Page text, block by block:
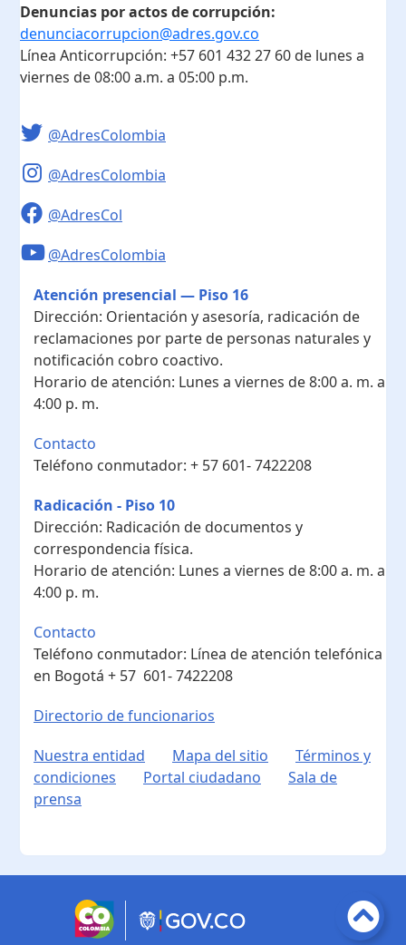
Denuncias por actos de corrupción:
denunciacorrupcion@adres.gov.co
Línea Anticorrupción: +57 601 432 27 60 de lunes a
viernes de 08:00 a.m. a 05:00 p.m.
@AdresColombia
@AdresColombia
@AdresCol
@AdresColombia
Atención presencial — Piso 16
Dirección: Orientación y asesoría, radicación de
reclamaciones por parte de personas naturales y
notificación cobro coactivo.
Horario de atención: Lunes a viernes de 8:00 a. m. a
4:00 p. m.
Contacto
Teléfono conmutador: + 57 601- 7422208
Radicación - Piso 10
Dirección: Radicación de documentos y
correspondencia física.
Horario de atención: Lunes a viernes de 8:00 a. m. a
4:00 p. m.
Contacto
Teléfono conmutador: Línea de atención telefónica
en Bogotá ​+ 57 601- 7422208
Directorio de funcionarios
Nuestra entidad
Mapa del sitio
Términos y
condiciones
Portal ciudadano
Sala de
prensa